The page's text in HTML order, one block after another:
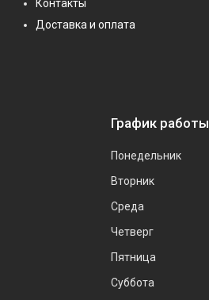
Контакты
Доставка и оплата
График работы
Понедельник
Вторник
Среда
Четверг
Пятница
Суббота